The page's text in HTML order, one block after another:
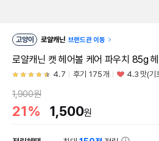
고양이 로얄캐닌 브랜드관 이동
로얄캐닌 캣 헤어볼 케어 파우치 85g
4.7 후기 175개 4.3 맛(기
1,900원
21% 1,500원